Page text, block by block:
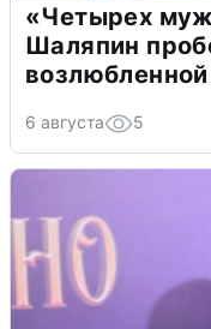
«Четырех
Шаляпин
возлюбленной
6 августа 5